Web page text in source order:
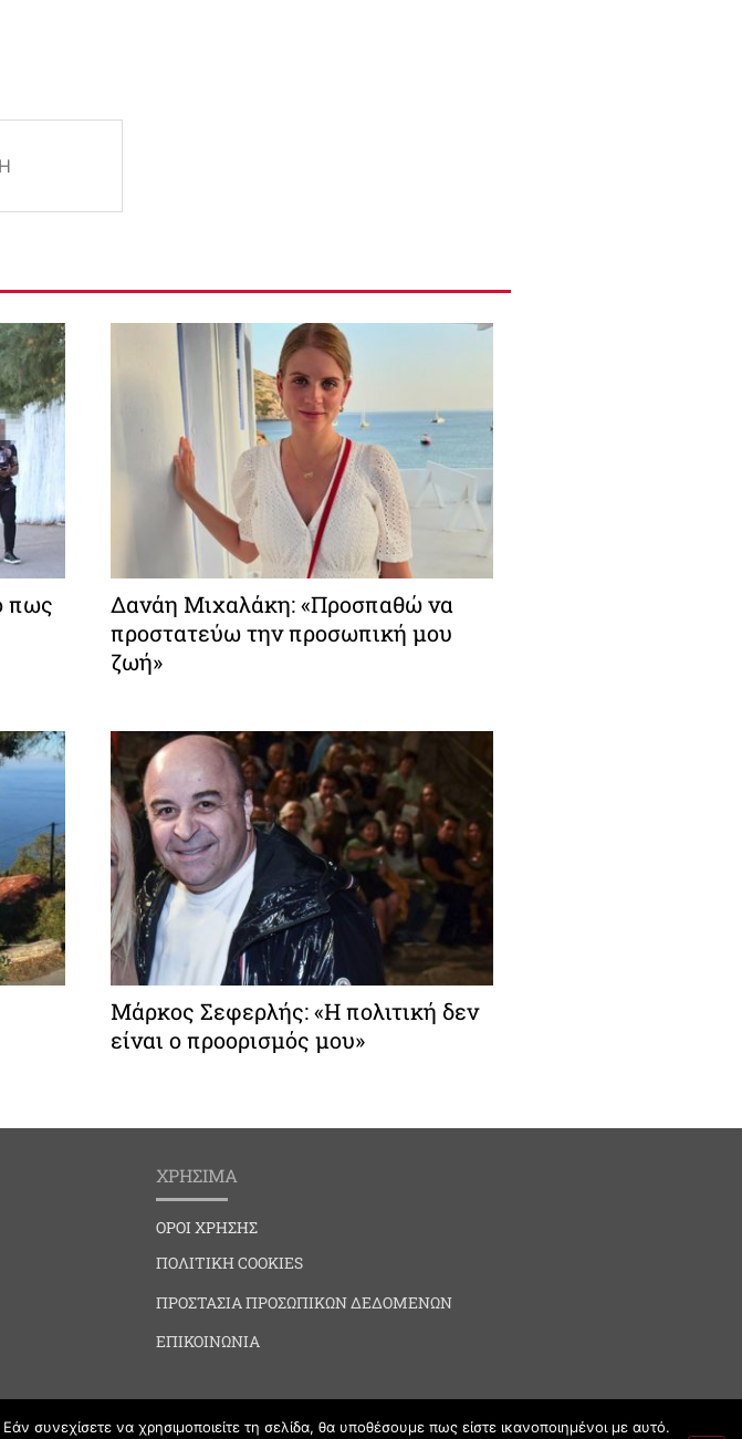
πως
Δανάη Μιχαλάκη: «Προσπαθώ να
προστατεύω την προσωπική μου
ζωή»
Μάρκος Σεφερλής: «Η πολιτική δεν
είναι ο προορισμός μου»
ΧΡΗΣΙΜΑ
ΟΡΟΙ ΧΡΗΣΗΣ
ΠΟΛΙΤΙΚΗ COOKIES
ΠΡΟΣΤΑΣΙΑ ΠΡΟΣΩΠΙΚΩΝ ΔΕΔΟΜΕΝΩΝ
ΕΠΙΚΟΙΝΩΝΙΑ
συνεχίσετε να χρησιμοποιείτε τη σελίδα, θα υποθέσουμε πως είστε ικανοποιημένοι με αυτό.